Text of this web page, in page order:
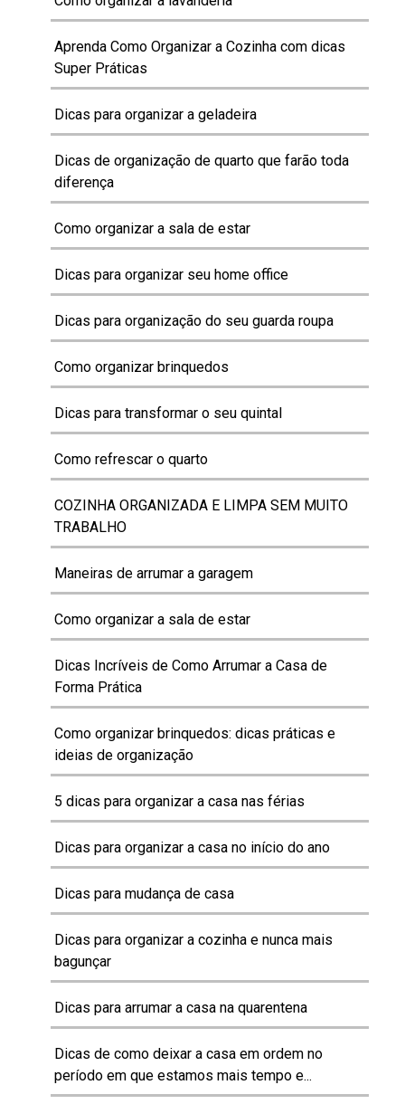
Aprenda Como Organizar a Cozinha com dicas
Super Práticas
Dicas para organizar a geladeira
Dicas de organização de quarto que farão toda
diferença
Como organizar a sala de estar
Dicas para organizar seu home office
Dicas para organização do seu guarda roupa
Como organizar brinquedos
Dicas para transformar o seu quintal
Como refrescar o quarto
COZINHA ORGANIZADA E LIMPA SEM MUITO
TRABALHO
Maneiras de arrumar a garagem
Como organizar a sala de estar
Dicas Incríveis de Como Arrumar a Casa de
Forma Prática
Como organizar brinquedos: dicas práticas e
ideias de organização
5 dicas para organizar a casa nas férias
Dicas para organizar a casa no início do ano
Dicas para mudança de casa
Dicas para organizar a cozinha e nunca mais
bagunçar
Dicas para arrumar a casa na quarentena
Dicas de como deixar a casa em ordem no
período em que estamos mais tempo e...